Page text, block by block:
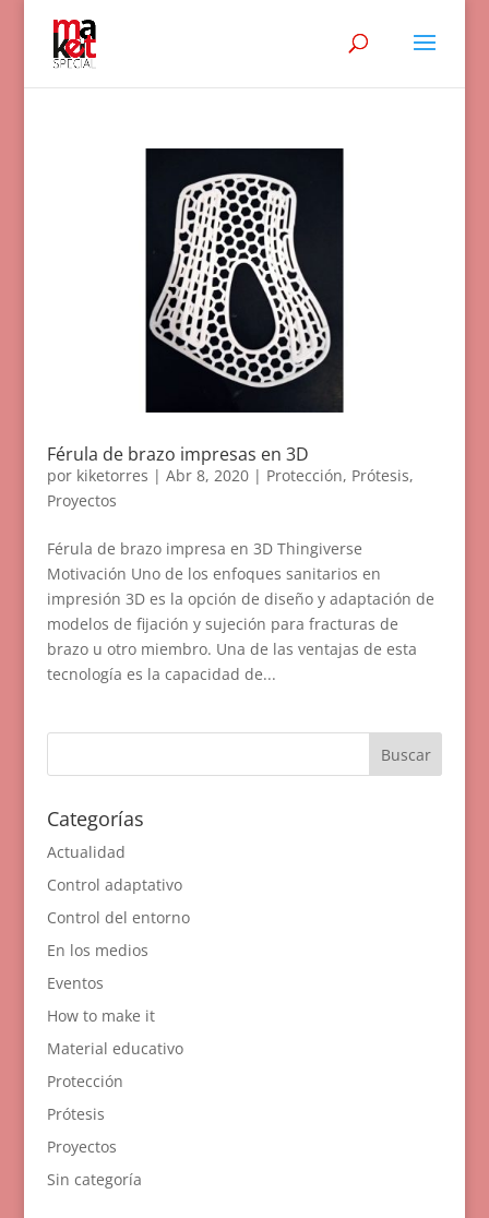
Férula de brazo impresas en 3D
por kiketorres | Abr 8, 2020| Protección, Prótesis,
Proyectos
Férula de brazo impresa en 3D Thingiverse
Motivación Uno de los enfoques sanitarios en
impresión 3D es la opción de diseño y adaptación de
modelos de fijación y sujeción para fracturas de
brazo u otro miembro. Una de las ventajas de esta
tecnología es la capacidad de...
Categorías
Actualidad
Control adaptativo
Control del entorno
En los medios
Eventos
How to make it
Material educativo
Protección
Prótesis
Proyectos
Sin categoría